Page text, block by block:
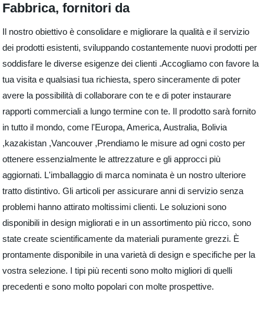
Fabbrica, fornitori da
Il nostro obiettivo è consolidare e migliorare la qualità e il servizio
dei prodotti esistenti, sviluppando costantemente nuovi prodotti per
soddisfare le diverse esigenze dei clienti .Accogliamo con favore la
tua visita e qualsiasi tua richiesta, spero sinceramente di poter
avere la possibilità di collaborare con te e di poter instaurare
rapporti commerciali a lungo termine con te. Il prodotto sarà fornito
in tutto il mondo, come l'Europa, America, Australia, Bolivia
,kazakistan ,Vancouver ,Prendiamo le misure ad ogni costo per
ottenere essenzialmente le attrezzature e gli approcci più
aggiornati. L'imballaggio di marca nominata è un nostro ulteriore
tratto distintivo. Gli articoli per assicurare anni di servizio senza
problemi hanno attirato moltissimi clienti. Le soluzioni sono
disponibili in design migliorati e in un assortimento più ricco, sono
state create scientificamente da materiali puramente grezzi. È
prontamente disponibile in una varietà di design e specifiche per la
vostra selezione. I tipi più recenti sono molto migliori di quelli
precedenti e sono molto popolari con molte prospettive.